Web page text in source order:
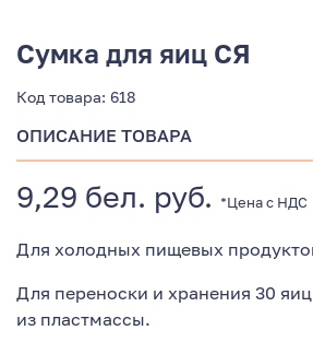
Сумка для яиц СЯ
Код товара: 618
ОПИСАНИЕ ТОВАРА
9,29 бел. руб. *Цена с НДС
Для холодных пищевых
Для переноски и хранения 30
из пластмассы.